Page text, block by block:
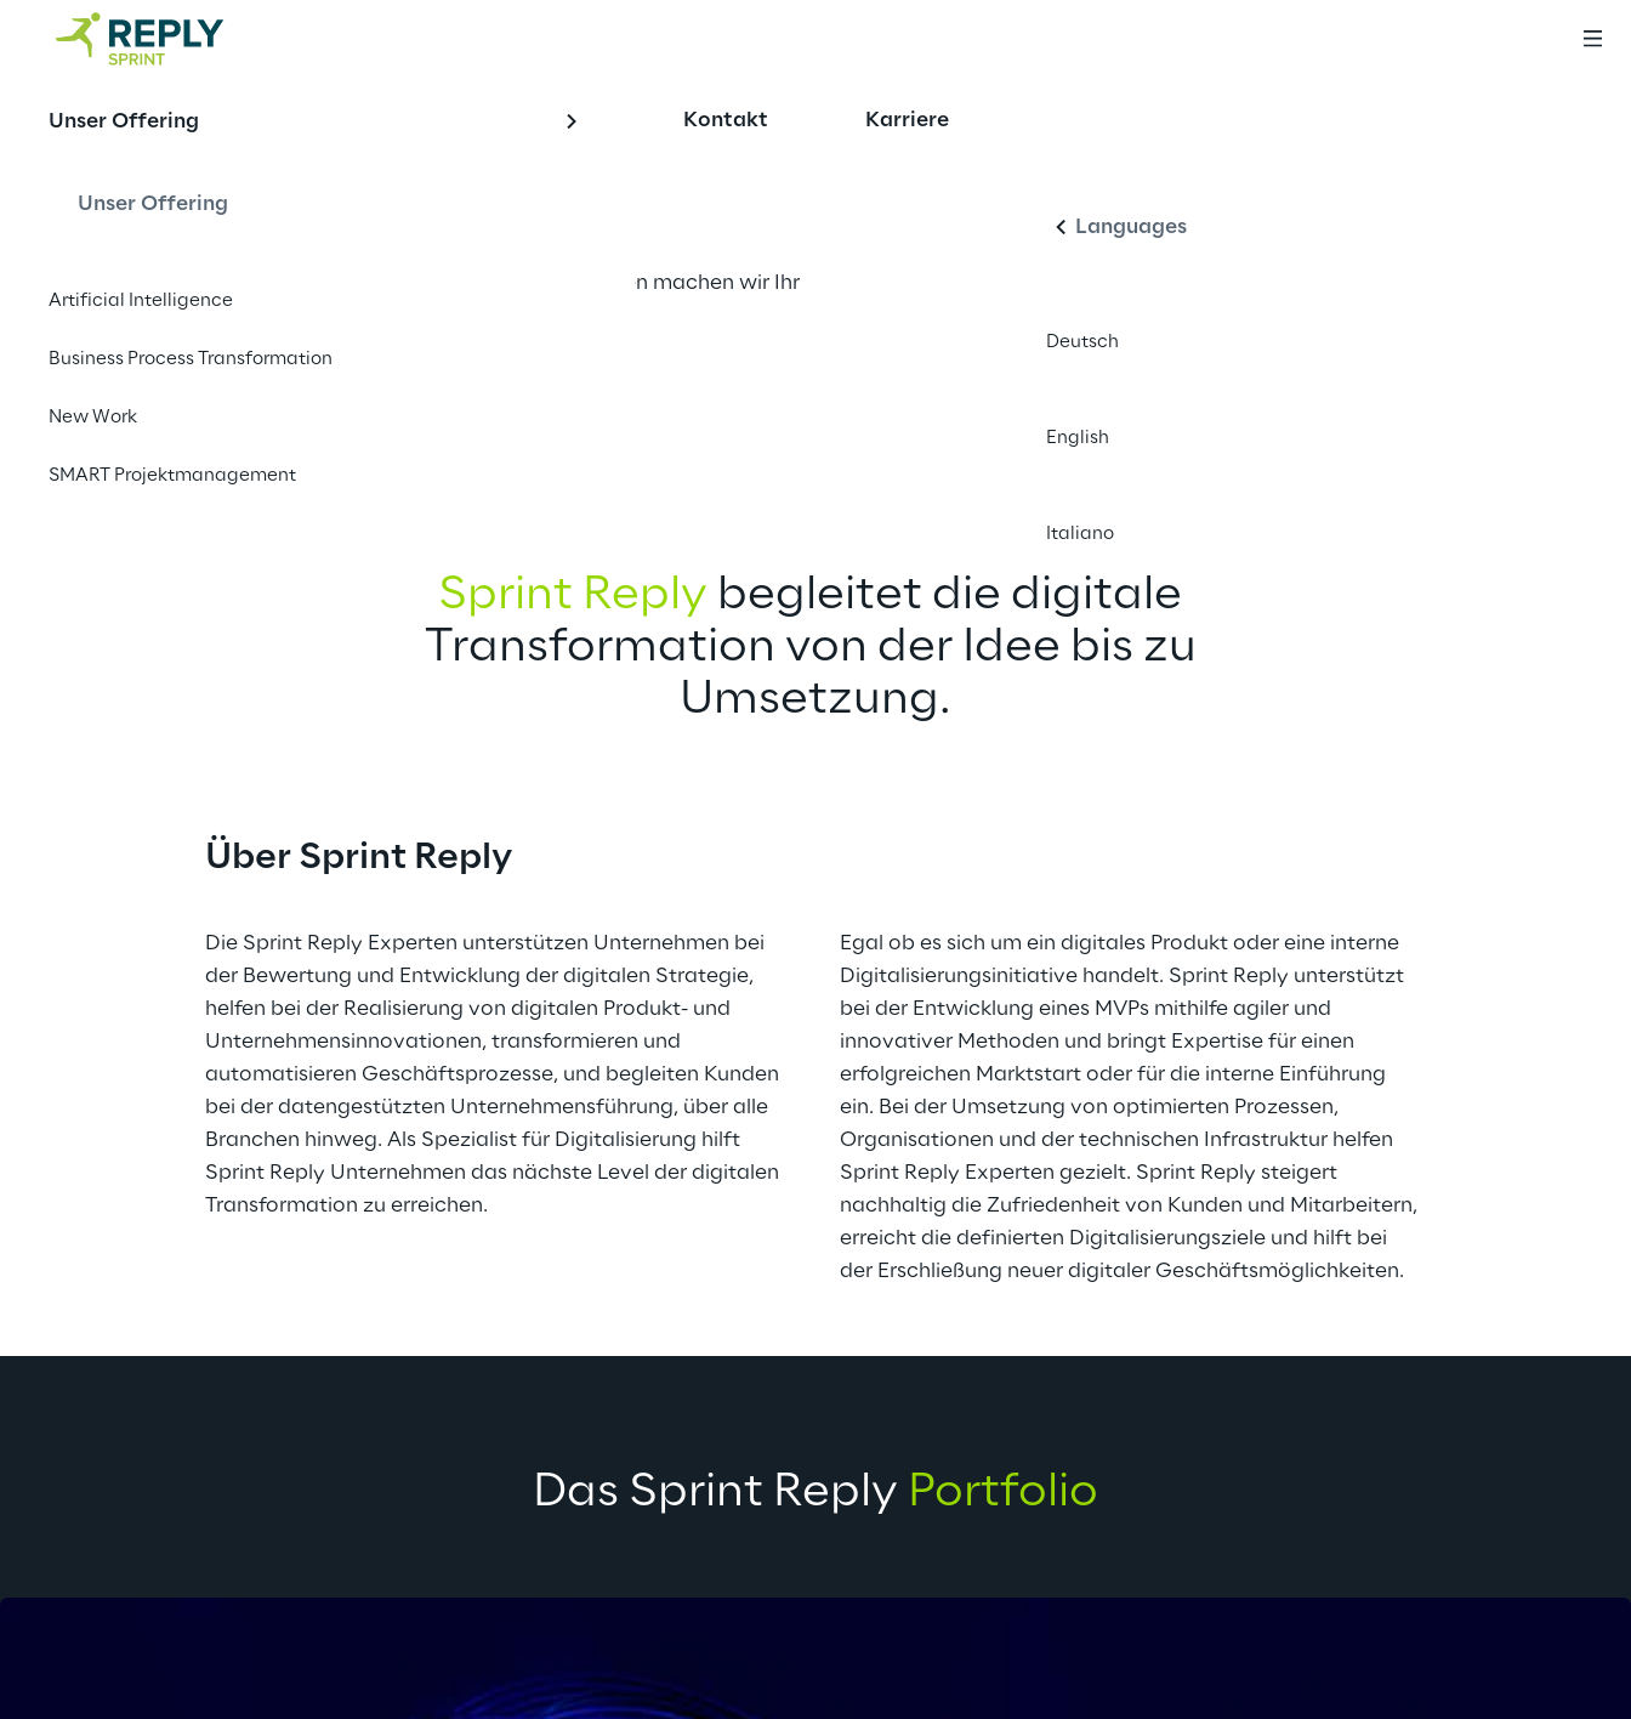
Unser Offering
Unser Offering
Artificial Intelligence
Business Process Transformation
New Work
SMART Projektmanagement
Kontakt Karriere
Languages
Deutsch
English
Italiano
Zukunft durch Transformation
Mit unseren digitalen Strategien machen wir Ihr
Sprint Reply begleitet die digitale
Transformation von der Idee bis zu
Umsetzung.
Über Sprint Reply
Die Sprint Reply Experten unterstützen Unternehmen bei
der Bewertung und Entwicklung der digitalen Strategie,
helfen bei der Realisierung von digitalen Produkt- und
Unternehmensinnovationen, transformieren und
automatisieren Geschäftsprozesse, und begleiten Kunden
bei der datengestützten Unternehmensführung, über alle
Branchen hinweg. Als Spezialist für Digitalisierung hilft
Sprint Reply Unternehmen das nächste Level der digitalen
Transformation zu erreichen.
Egal ob es sich um ein digitales Produkt oder eine interne
Digitalisierungsinitiative handelt. Sprint Reply unterstützt
bei der Entwicklung eines MVPs mithilfe agiler und
innovativer Methoden und bringt Expertise für einen
erfolgreichen Marktstart oder für die interne Einführung
ein. Bei der Umsetzung von optimierten Prozessen,
Organisationen und der technischen Infrastruktur helfen
Sprint Reply Experten gezielt. Sprint Reply steigert
nachhaltig die Zufriedenheit von Kunden und Mitarbeitern,
erreicht die definierten Digitalisierungsziele und hilft bei
der Erschließung neuer digitaler Geschäftsmöglichkeiten.
Das Sprint Reply Portfolio